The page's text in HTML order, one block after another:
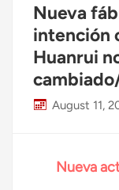
Nueva
intención
Huanrui
August 11,
Nueva